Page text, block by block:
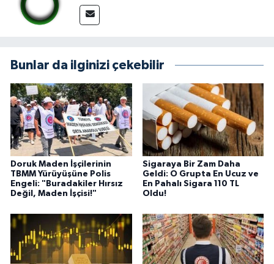
Bunlar da ilginizi çekebilir
Doruk Maden İşçilerinin
TBMM Yürüyüşüne Polis
Engeli: "Buradakiler Hırsız
Değil, Maden İşçisi!"
Sigaraya Bir Zam Daha
Geldi: O Grupta En Ucuz ve
En Pahalı Sigara 110 TL
Oldu!